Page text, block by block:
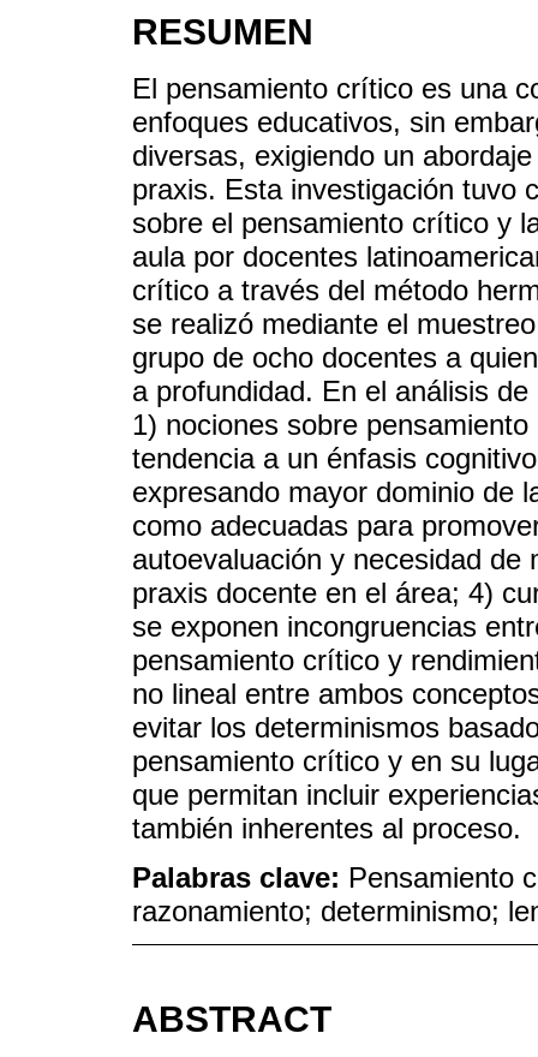
RESUMEN
El pensamiento crítico es una
enfoques educativos, sin
diversas, exigiendo un
praxis. Esta investigación tuvo
sobre el pensamiento crítico y
aula por docentes
crítico a través del método
se realizó mediante el
grupo de ocho docentes a
a profundidad. En el análisis
1) nociones sobre
tendencia a un énfasis
expresando mayor dominio de
como adecuadas para
autoevaluación y necesidad
praxis docente en el área; 4)
se exponen incongruencias
pensamiento crítico y
no lineal entre ambos
evitar los determinismos
pensamiento crítico y en su
que permitan incluir
también inherentes al proceso.
Palabras clave: Pensamiento
razonamiento; determinismo;
ABSTRACT